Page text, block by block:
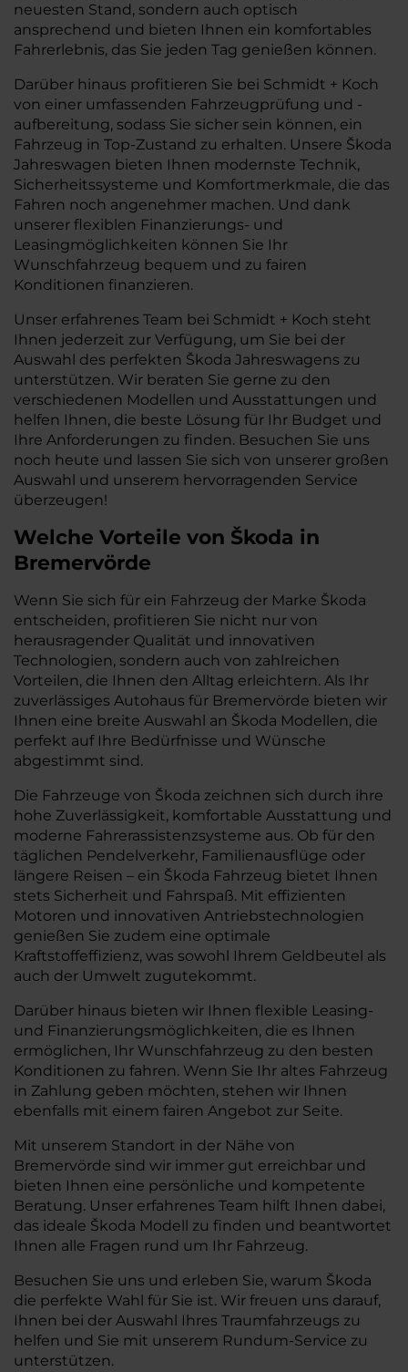
neuesten Stand, sondern auch optisch
ansprechend und bieten Ihnen ein komfortables
Fahrerlebnis, das Sie jeden Tag genießen können.
Darüber hinaus profitieren Sie bei Schmidt + Koch
von einer umfassenden Fahrzeugprüfung und -
aufbereitung, sodass Sie sicher sein können, ein
Fahrzeug in Top-Zustand zu erhalten. Unsere Škoda
Jahreswagen bieten Ihnen modernste Technik,
Sicherheitssysteme und Komfortmerkmale, die das
Fahren noch angenehmer machen. Und dank
unserer flexiblen Finanzierungs- und
Leasingmöglichkeiten können Sie Ihr
Wunschfahrzeug bequem und zu fairen
Konditionen finanzieren.
Unser erfahrenes Team bei Schmidt + Koch steht
Ihnen jederzeit zur Verfügung, um Sie bei der
Auswahl des perfekten Škoda Jahreswagens zu
unterstützen. Wir beraten Sie gerne zu den
verschiedenen Modellen und Ausstattungen und
helfen Ihnen, die beste Lösung für Ihr Budget und
Ihre Anforderungen zu finden. Besuchen Sie uns
noch heute und lassen Sie sich von unserer großen
Auswahl und unserem hervorragenden Service
überzeugen!
Welche Vorteile von Škoda in
Bremervörde
Wenn Sie sich für ein Fahrzeug der Marke Škoda
entscheiden, profitieren Sie nicht nur von
herausragender Qualität und innovativen
Technologien, sondern auch von zahlreichen
Vorteilen, die Ihnen den Alltag erleichtern. Als Ihr
zuverlässiges Autohaus für Bremervörde bieten wir
Ihnen eine breite Auswahl an Škoda Modellen, die
perfekt auf Ihre Bedürfnisse und Wünsche
abgestimmt sind.
Die Fahrzeuge von Škoda zeichnen sich durch ihre
hohe Zuverlässigkeit, komfortable Ausstattung und
moderne Fahrerassistenzsysteme aus. Ob für den
täglichen Pendelverkehr, Familienausflüge oder
längere Reisen – ein Škoda Fahrzeug bietet Ihnen
stets Sicherheit und Fahrspaß. Mit effizienten
Motoren und innovativen Antriebstechnologien
genießen Sie zudem eine optimale
Kraftstoffeffizienz, was sowohl Ihrem Geldbeutel als
auch der Umwelt zugutekommt.
Darüber hinaus bieten wir Ihnen flexible Leasing-
und Finanzierungsmöglichkeiten, die es Ihnen
ermöglichen, Ihr Wunschfahrzeug zu den besten
Konditionen zu fahren. Wenn Sie Ihr altes Fahrzeug
in Zahlung geben möchten, stehen wir Ihnen
ebenfalls mit einem fairen Angebot zur Seite.
Mit unserem Standort in der Nähe von
Bremervörde sind wir immer gut erreichbar und
bieten Ihnen eine persönliche und kompetente
Beratung. Unser erfahrenes Team hilft Ihnen dabei,
das ideale Škoda Modell zu finden und beantwortet
Ihnen alle Fragen rund um Ihr Fahrzeug.
Besuchen Sie uns und erleben Sie, warum Škoda
die perfekte Wahl für Sie ist. Wir freuen uns darauf,
Ihnen bei der Auswahl Ihres Traumfahrzeugs zu
helfen und Sie mit unserem Rundum-Service zu
unterstützen.